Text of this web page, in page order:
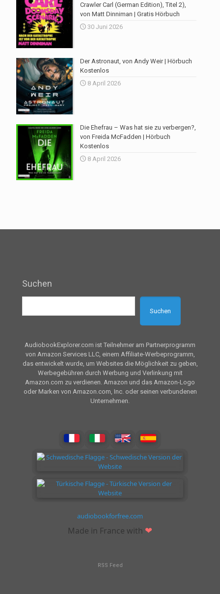
Crawler Carl (German Edition), Titel 2),
von Matt Dinniman | Gratis Hörbuch
30 Juni 2026
Der Astronaut, von Andy Weir | Hörbuch
Kostenlos
8 April 2026
Die Ehefrau – Was hat sie zu verbergen?,
von Freida McFadden | Hörbuch
Kostenlos
8 April 2026
Suchen
Suchen
AudiobookExplorer.com ist Teilnehmer am Partnerprogramm
von Amazon Services LLC, einem Affiliate-Werbeprogramm,
das entwickelt wurde, um Websites die Möglichkeit zu geben,
Werbegebühren durch Werbung und Verlinkung mit
Amazon.com zu verdienen. Amazon und das Amazon-Logo
oder Marken von Amazon.com, Inc. oder seinen verbundenen
Unternehmen.
audiobookforfree.com
Made in France with ❤
RSS Feed